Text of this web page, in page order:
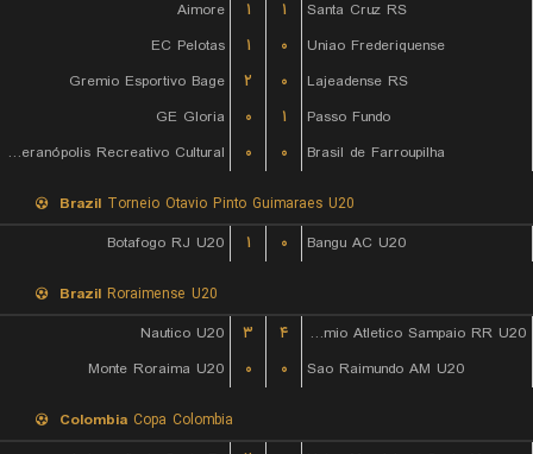
Aimore
۱ ۱
Santa Cruz RS
EC Pelotas
۱ ۰
Uniao Frederiquense
Gremio Esportivo Bage
۲ ۰
Lajeadense RS
GE Gloria
۰ ۱
Passo Fundo
EC Veranópolis Recreativo Cultural
۰ ۰ Brasil de Farroupilha
Brazil Torneio Otavio Pinto Guimaraes U20
Botafogo RJ U20
۱ ۰ Bangu AC U20
Brazil Roraimense U20
Nautico U20
۳ ۴
Gremio Atletico Sampaio RR U20
Monte Roraima U20
۰ ۰ Sao Raimundo AM U20
Colombia Copa Colombia